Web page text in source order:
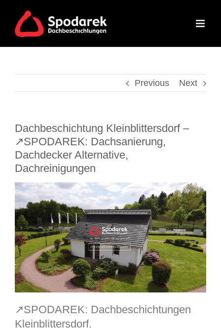
content
Previous Next
Dachbeschichtung Kleinblittersdorf –
↗️SPODAREK: Dachsanierung,
Dachdecker Alternative,
Dachreinigungen
↗️SPODAREK: Dachbeschichtungen
Kleinblittersdorf.